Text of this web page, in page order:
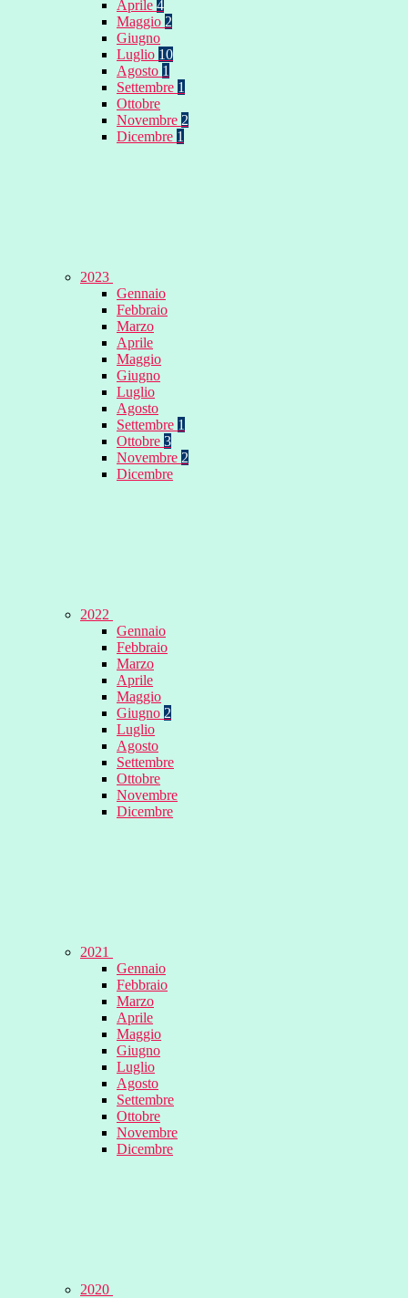
Aprile 4
Maggio 2
Giugno
Luglio 10
Agosto 1
Settembre 1
Ottobre
Novembre 2
Dicembre 1
2023
Gennaio
Febbraio
Marzo
Aprile
Maggio
Giugno
Luglio
Agosto
Settembre 1
Ottobre 3
Novembre 2
Dicembre
2022
Gennaio
Febbraio
Marzo
Aprile
Maggio
Giugno 2
Luglio
Agosto
Settembre
Ottobre
Novembre
Dicembre
2021
Gennaio
Febbraio
Marzo
Aprile
Maggio
Giugno
Luglio
Agosto
Settembre
Ottobre
Novembre
Dicembre
2020